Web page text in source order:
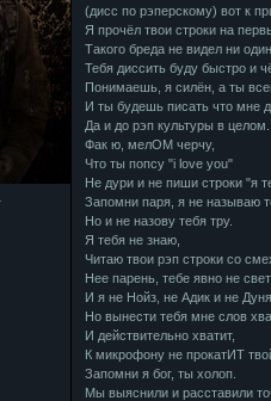
(дисс по рэперскому) вот к
Я прочёл твои строки на
Такого бреда не видел ни
Тебя диссить буду быстро и
Понимаешь, я силён, а ты
И ты будешь писать что мне
Да и до рэп культуры в целом.
Фак ю, мелОМ черчу,
Что ты попсу "i love you"
Не дури и не пиши строки "я
Запомни паря, я не называю
Но и не назову тебя тру.
Я тебя не знаю,
Читаю твои рэп строки со
Нее парень, тебе явно не
И я не Нойз, не Адик и не
Но вынести тебя мне слов
И действительно хватит,
К микрофону не прокатИТ
Запомни я бог, ты холоп.
Мы выяснили и расставили